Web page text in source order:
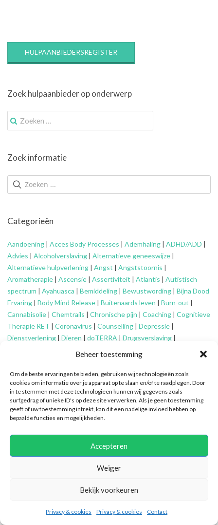
Beheer toestemming
Om de beste ervaringen te bieden, gebruiken wij technologieën zoals
cookies om informatie over je apparaat op te slaan en/of te raadplegen. Door
in te stemmen met deze technologieën kunnen wij gegevens zoals
surfgedrag of unieke ID's op deze site verwerken. Als je geen toestemming
geeft of uw toestemming intrekt, kan dit een nadelige invloed hebben op
bepaalde functies en mogelijkheden.
Accepteren
Weiger
Bekijk voorkeuren
Privacy & cookies Privacy & cookies Contact
HULPAANBIEDERSREGISTER
Zoek hulpaanbieder op onderwerp
Zoek
naar:
Zoek informatie
Categorieën
Aandoening | Acces Body Processes | Ademhaling | ADHD/ADD |
Advies | Alcoholverslaving | Alternatieve geneeswijze |
Alternatieve hulpverlening | Angst | Angststoornis |
Aromatherapie | Ascensie | Assertiviteit | Atlantis | Autistisch
spectrum | Ayahuasca | Bemiddeling | Bewustwording | Bijna Dood
Ervaring | Body Mind Release | Buitenaards leven | Burn-out |
Cannabisolie | Chemtrails | Chronische pijn | Coaching | Cognitieve
Therapie RET | Coronavirus | Counselling | Depressie |
Dienstverlening | Dieren | doTERRA | Drugsverslaving |
Engelen |
Familie-opstellingen
Financieel advies ouderen|Financiële problemen|Financiën
Fytotherapie|Gameverslaving|Gedragsproblemen|Geheime
genootschappen|Geluk|Gescheiden ouders|Gidsen|
Graancirkels|Grenzen aangeven|Grenzen stellen|Healing|
Hiernamaals|Hooggevoeligheid/HSP
|Kleptomanie
Mindfulness|Mishandeling|Narcisme|Natuurlijke verzorging|
Ondersteuning
Overspannenheid|Paniekaanvallen
|Praktische ondersteuning|Pubers|Quantum